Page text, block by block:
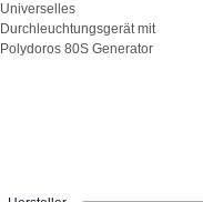
Universelles
Durchleuchtungsgerät mit
Polydoros 80S Generator